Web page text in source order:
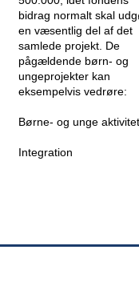
bidrag normalt skal
en væsentlig del af det
samlede projekt. De
pågældende børn- og
ungeprojekter kan
eksempelvis vedrøre:
Børne- og unge
Integration